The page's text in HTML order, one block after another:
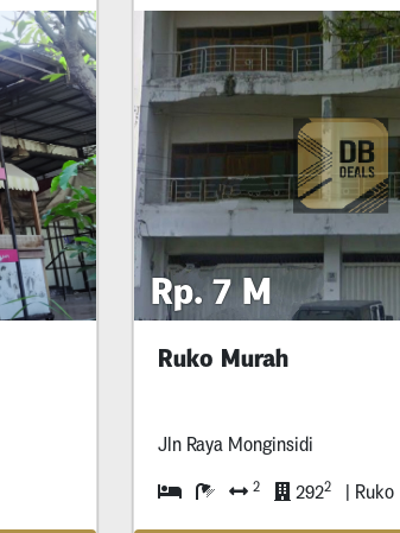
Rp. 7 M
Ruko Murah
Jln Raya Monginsidi
2 2922 | Ruko